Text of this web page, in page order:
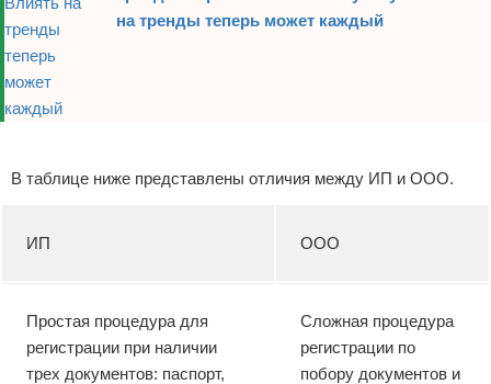
на тренды теперь может каждый
В таблице ниже представлены отличия между ИП и ООО.
ИП ООО
Простая процедура для
регистрации при наличии
трех документов: паспорт,
Сложная процедура
регистрации по
побору документов и